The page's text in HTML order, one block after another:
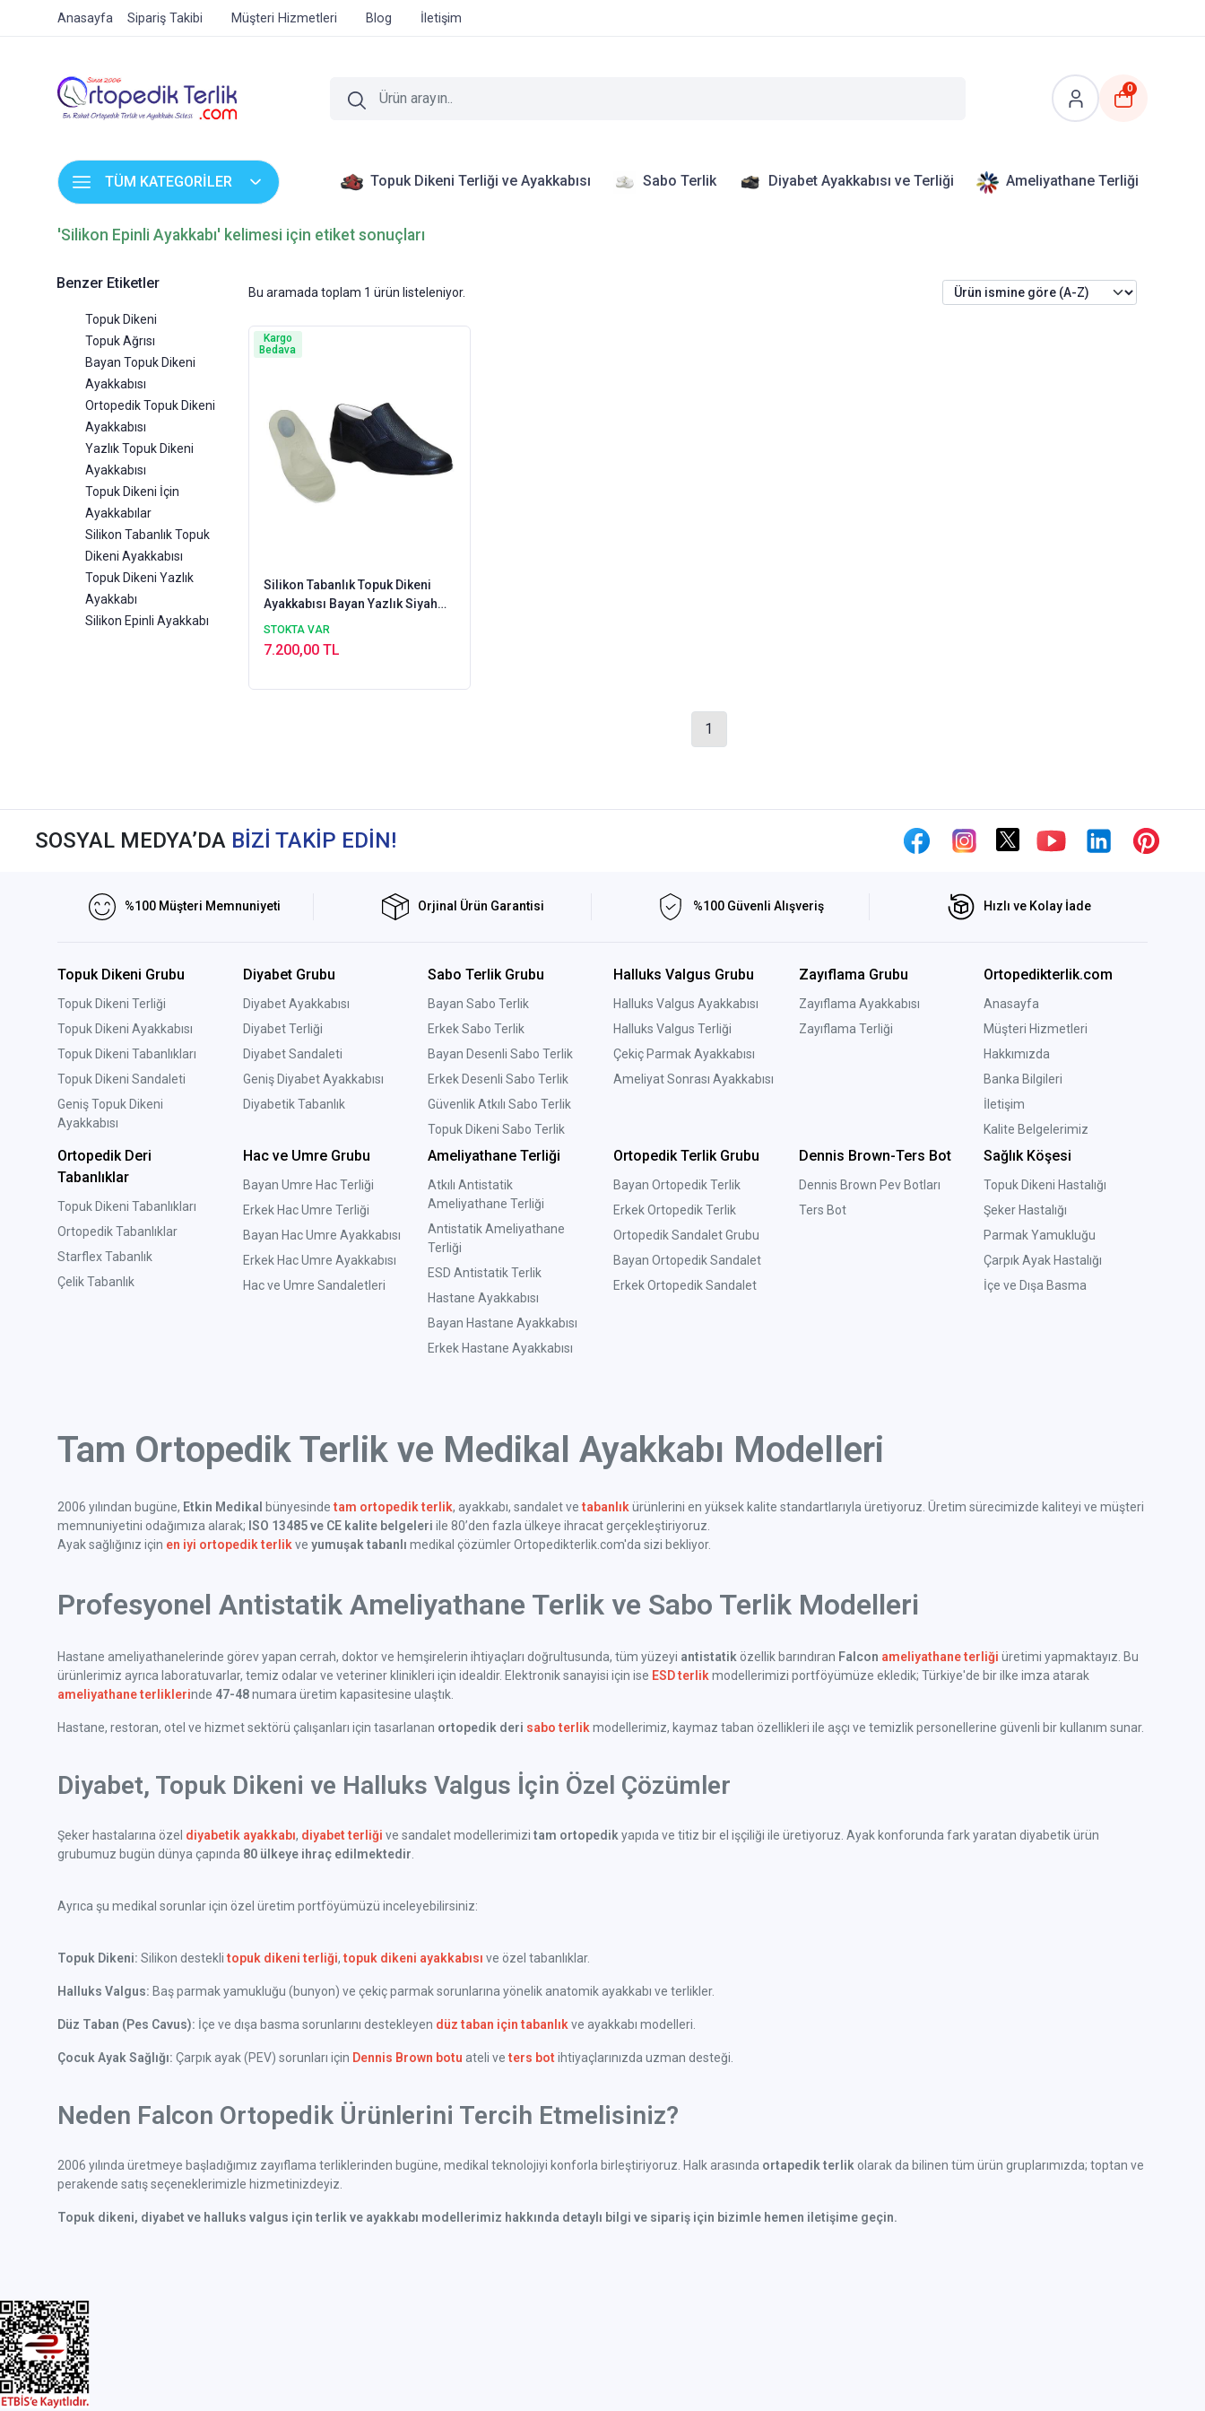
Anasayfa Sipariş Takibi Müşteri Hizmetleri Blog İletişim
0
TÜM KATEGORİLER Topuk Dikeni Terliği ve Ayakkabısı Sabo Terlik Diyabet Ayakkabısı ve Terliği Ameliyathane Terliği
'Silikon Epinli Ayakkabı' kelimesi için etiket sonuçları
Benzer Etiketler
Topuk Dikeni
Topuk Ağrısı
Bayan Topuk Dikeni
Ayakkabısı
Ortopedik Topuk Dikeni
Ayakkabısı
Yazlık Topuk Dikeni
Ayakkabısı
Topuk Dikeni İçin
Ayakkabılar
Silikon Tabanlık Topuk
Dikeni Ayakkabısı
Topuk Dikeni Yazlık
Ayakkabı
Silikon Epinli Ayakkabı
Bu aramada toplam 1 ürün listeleniyor.
Silikon Tabanlık Topuk Dikeni
Ayakkabısı Bayan Yazlık Siyah
EPTYA04S
STOKTA VAR
7.200,00 TL
Kargo
Bedava
1
SOSYAL MEDYA’DA BİZİ TAKİP EDİN!
%100 Müşteri Memnuniyeti Orjinal Ürün Garantisi %100 Güvenli Alışveriş Hızlı ve Kolay İade
Topuk Dikeni Grubu
Topuk Dikeni Terliği
Topuk Dikeni Ayakkabısı
Topuk Dikeni Tabanlıkları
Topuk Dikeni Sandaleti
Geniş Topuk Dikeni
Ayakkabısı
Diyabet Grubu
Diyabet Ayakkabısı
Diyabet Terliği
Diyabet Sandaleti
Geniş Diyabet Ayakkabısı
Diyabetik Tabanlık
Sabo Terlik Grubu
Bayan Sabo Terlik
Erkek Sabo Terlik
Bayan Desenli Sabo Terlik
Erkek Desenli Sabo Terlik
Güvenlik Atkılı Sabo Terlik
Topuk Dikeni Sabo Terlik
Halluks Valgus Grubu
Halluks Valgus Ayakkabısı
Halluks Valgus Terliği
Çekiç Parmak Ayakkabısı
Ameliyat Sonrası Ayakkabısı
Zayıflama Grubu
Zayıflama Ayakkabısı
Zayıflama Terliği
Ortopedikterlik.com
Anasayfa
Müşteri Hizmetleri
Hakkımızda
Banka Bilgileri
İletişim
Kalite Belgelerimiz
Ortopedik Deri
Tabanlıklar
Topuk Dikeni Tabanlıkları
Ortopedik Tabanlıklar
Starflex Tabanlık
Çelik Tabanlık
Hac ve Umre Grubu
Bayan Umre Hac Terliği
Erkek Hac Umre Terliği
Bayan Hac Umre Ayakkabısı
Erkek Hac Umre Ayakkabısı
Hac ve Umre Sandaletleri
Ameliyathane Terliği
Atkılı Antistatik
Ameliyathane Terliği
Antistatik Ameliyathane
Terliği
ESD Antistatik Terlik
Hastane Ayakkabısı
Bayan Hastane Ayakkabısı
Erkek Hastane Ayakkabısı
Ortopedik Terlik Grubu
Bayan Ortopedik Terlik
Erkek Ortopedik Terlik
Ortopedik Sandalet Grubu
Bayan Ortopedik Sandalet
Erkek Ortopedik Sandalet
Dennis Brown-Ters Bot
Dennis Brown Pev Botları
Ters Bot
Sağlık Köşesi
Topuk Dikeni Hastalığı
Şeker Hastalığı
Parmak Yamukluğu
Çarpık Ayak Hastalığı
İçe ve Dışa Basma
Tam Ortopedik Terlik ve Medikal Ayakkabı Modelleri
2006 yılından bugüne, Etkin Medikal bünyesindetam ortopedik terlik, ayakkabı, sandalet vetabanlık ürünlerini en yüksek kalite standartlarıyla üretiyoruz. Üretim sürecimizde kaliteyi ve müşteri
memnuniyetini odağımıza alarak; ISO 13485 ve CE kalite belgeleri ile 80’den fazla ülkeye ihracat gerçekleştiriyoruz.
Ayak sağlığınız için en iyi ortopedik terlik ve yumuşak tabanlı medikal çözümler Ortopedikterlik.com'da sizi bekliyor.
Profesyonel Antistatik Ameliyathane Terlik ve Sabo Terlik Modelleri
Hastane ameliyathanelerinde görev yapan cerrah, doktor ve hemşirelerin ihtiyaçları doğrultusunda, tüm yüzeyi antistatik özellik barındıran Falcon ameliyathane terliği üretimi yapmaktayız. Bu
ürünlerimiz ayrıca laboratuvarlar, temiz odalar ve veteriner klinikleri için idealdir. Elektronik sanayisi için ise ESD terlik modellerimizi portföyümüze ekledik; Türkiye'de bir ilke imza atarak
ameliyathane terliklerinde 47-48numara üretim kapasitesine ulaştık.
Hastane, restoran, otel ve hizmet sektörü çalışanları için tasarlanan ortopedik deri sabo terlik modellerimiz, kaymaz taban özellikleri ile aşçı ve temizlik personellerine güvenli bir kullanım sunar.
Diyabet, Topuk Dikeni ve Halluks Valgus İçin Özel Çözümler
Şeker hastalarına özel diyabetik ayakkabı, diyabet terliği ve sandalet modellerimizi tam ortopedik yapıda ve titiz bir el işçiliği ile üretiyoruz. Ayak konforunda fark yaratan diyabetik ürün
grubumuz bugün dünya çapında 80 ülkeye ihraç edilmektedir
Ayrıca şu medikal sorunlar için özel üretim portföyümüzü inceleyebilirsiniz:
Topuk Dikeni: Silikon desteklitopuk dikeni terliği,topuk dikeni ayakkabısı ve özel tabanlıklar.
Halluks Valgus: Baş parmak yamukluğu (bunyon) ve çekiç parmak sorunlarına yönelik anatomik ayakkabı ve terlikler.
Düz Taban (Pes Cavus): İçe ve dışa basma sorunlarını destekleyen düz taban için tabanlık ve ayakkabı modelleri.
Çocuk Ayak Sağlığı: Çarpık ayak (PEV) sorunları için Dennis Brown botu ateli veters bot ihtiyaçlarınızda uzman desteği.
Neden Falcon Ortopedik Ürünlerini Tercih Etmelisiniz?
2006 yılında üretmeye başladığımız zayıflama terliklerinden bugüne, medikal teknolojiyi konforla birleştiriyoruz. Halk arasında ortapedik terlik olarak da bilinen tüm ürün gruplarımızda; toptan ve
perakende satış seçeneklerimizle hizmetinizdeyiz.
Topuk dikeni, diyabet ve halluks valgus için terlik ve ayakkabı modellerimiz hakkında detaylı bilgi ve sipariş için bizimle hemen iletişime geçin.